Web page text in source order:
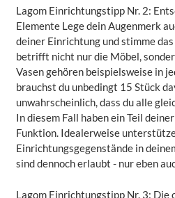
Lagom Einrichtungstipp Nr. 2:
Elemente Lege dein Augenmerk
deiner Einrichtung und stimme das
betrifft nicht nur die Möbel,
Vasen gehören beispielsweise in
brauchst du unbedingt 15 Stück
unwahrscheinlich, dass du alle
In diesem Fall haben ein Teil
Funktion. Idealerweise
Einrichtungsgegenstände in
sind dennoch erlaubt - nur eben
Lagom Einrichtungstipp Nr. 3: Die